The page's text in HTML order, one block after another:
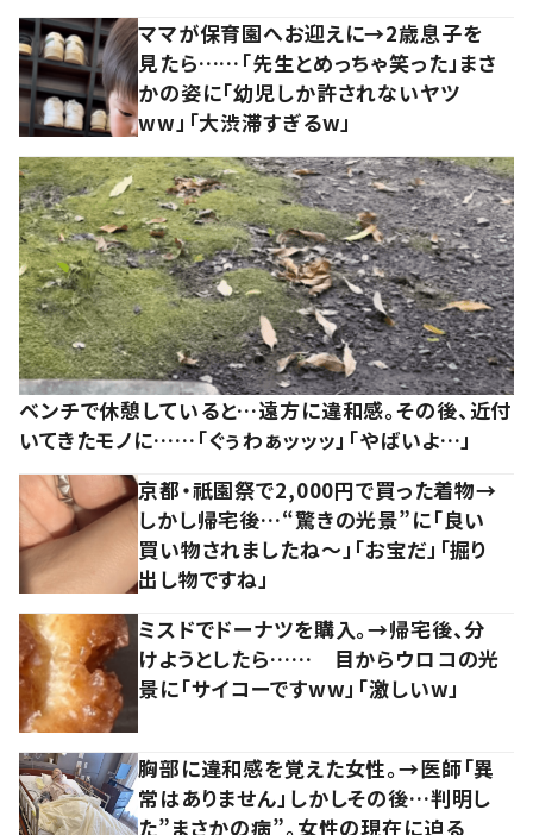
ママが保育園へお迎えに→2歳息子を
見たら……「先生とめっちゃ笑った」まさ
かの姿に「幼児しか許されないヤツ
ww」「大渋滞すぎるw」
ベンチで休憩していると…遠方に違和感。その後、近付
いてきたモノに……「ぐぅわぁッッッ」「やばいよ…」
京都・祇園祭で2,000円で買った着物→
しかし帰宅後…“驚きの光景”に「良い
買い物されましたね～」「お宝だ」「掘り
出し物ですね」
ミスドでドーナツを購入。→帰宅後、分
けようとしたら…… 目からウロコの光
景に「サイコーですww」「激しいw」
胸部に違和感を覚えた女性。→医師「異
常はありません」しかしその後…判明し
た”まさかの病”。女性の現在に迫る